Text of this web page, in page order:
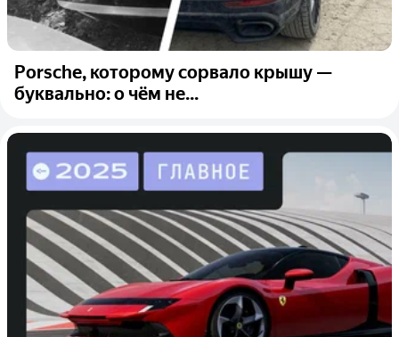
Porsche, которому сорвало крышу —
буквально: о чём не...